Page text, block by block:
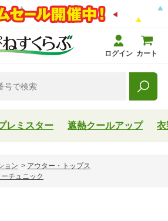
ログイン カート
レミスター 遮熱クールアップ 衣
ョン > アウター・トップス
チュニック